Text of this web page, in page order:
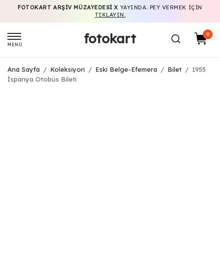
FOTOKART ARŞIV MÜZAYEDESI X YAYINDA. PEY VERMEK IÇIN
TIKLAYIN.
MENÜ fotokart 0
Ana Sayfa / Koleksiyon / Eski Belge-Efemera / Bilet / 1955
İspanya Otobüs Bileti